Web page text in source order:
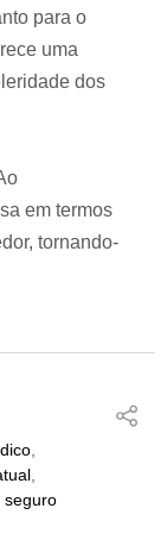
para o
uma
dos
em termos
tornando-
seguro